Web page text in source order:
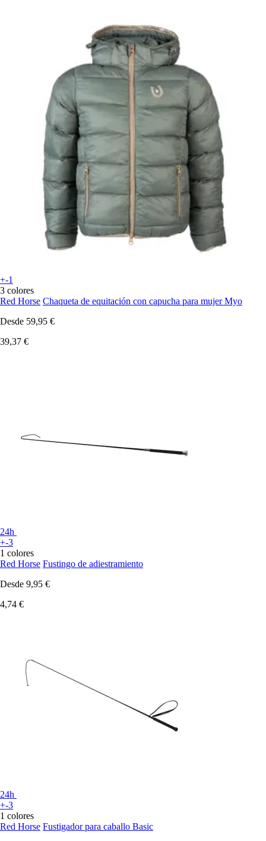
+-1
3 colores
Red Horse Chaqueta de equitación con capucha para mujer Myo
Desde 59,95 €
39,37 €
24h
+-3
1 colores
Red Horse Fustingo de adiestramiento
Desde 9,95 €
4,74 €
24h
+-3
1 colores
Red Horse Fustigador para caballo Basic